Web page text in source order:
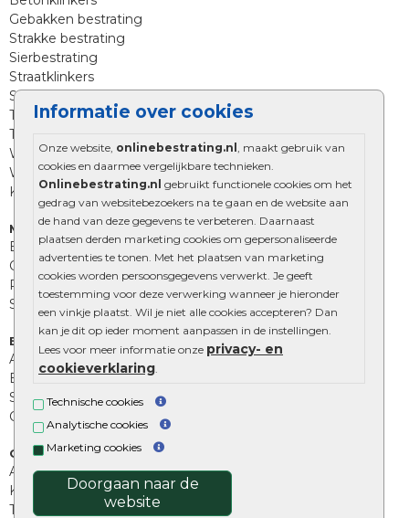
Informatie over cookies
Onze website, onlinebestrating.nl
, maakt gebruik van
cookies en daarmee vergelijkbare technieken.
Onlinebestrating.nl gebruikt functionele cookies om het
gedrag van websitebezoekers na te gaan en de website aan
de hand van deze gegevens te verbeteren. Daarnaast
plaatsen derden marketing cookies om gepersonaliseerde
advertenties te tonen. Met het plaatsen van marketing
cookies worden persoonsgegevens verwerkt. Je geeft
toestemming voor deze verwerking wanneer je hieronder
een vinkje plaatst. Wil je niet alle cookies accepteren? Dan
kan je dit op ieder moment aanpassen in de instellingen.
Lees voor meer informatie onze privacy- en
cookieverklaring
Technische cookies
Analytische cookies
Marketing cookies
Doorgaan naar de
website
Gebakken bestrating
Strakke bestrating
Sierbestrating
Straatklinkers
Straatstenen
Trommelstenen
Tuinstenen
Waalformaat
Wildverband bestrating
Kingstones
Muurelementen
Betonbielzen
Opsluitbanden
Palissades
Stapelblokken
Extra benodigdheden
Afwatering en diversen
Beplantings en betonelementen
Split, grind en zand
Oprit tegels
Overig
Aanbiedingen
Kunstgras
Tuintegels outlet